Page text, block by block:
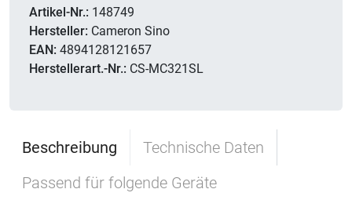
Artikel-Nr.: 148749
Hersteller: Cameron Sino
EAN: 4894128121657
Herstellerart.-Nr.: CS-MC321SL
Beschreibung
Technische Daten
Passend für folgende Geräte